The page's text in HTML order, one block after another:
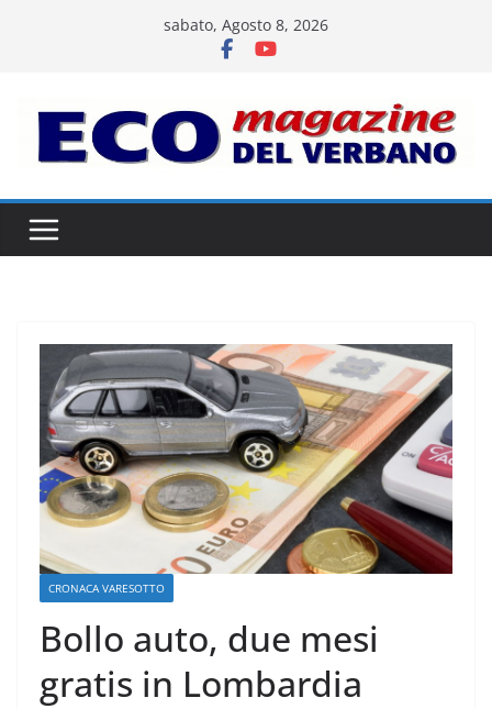
sabato, Agosto 8, 2026
CRONACA VARESOTTO
Bollo auto, due mesi
gratis in Lombardia